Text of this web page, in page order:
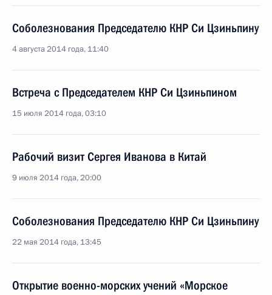
Соболезнования Председателю КНР Си Цзиньпину
4 августа 2014 года, 11:40
Встреча с Председателем КНР Си Цзиньпином
15 июля 2014 года, 03:10
Рабочий визит Сергея Иванова в Китай
9 июля 2014 года, 20:00
Соболезнования Председателю КНР Си Цзиньпину
22 мая 2014 года, 13:45
Открытие военно-морских учений «Морское